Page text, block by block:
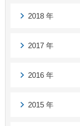
2018 年
2017 年
2016 年
2015 年